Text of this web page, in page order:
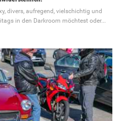
divers, aufregend, vielschichtig und
in den Darkroom möchtest oder...